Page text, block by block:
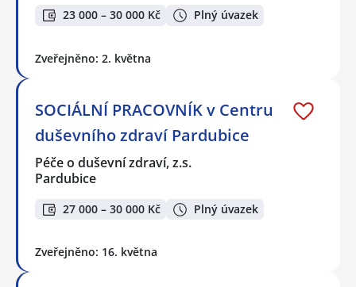
23 000 – 30 000 Kč Plný úvazek
Zveřejněno: 2. května
SOCIÁLNÍ PRACOVNÍK v Centru
duševního zdraví Pardubice
Péče o duševní zdraví, z.s.
Pardubice
27 000 – 30 000 Kč Plný úvazek
Zveřejněno: 16. května